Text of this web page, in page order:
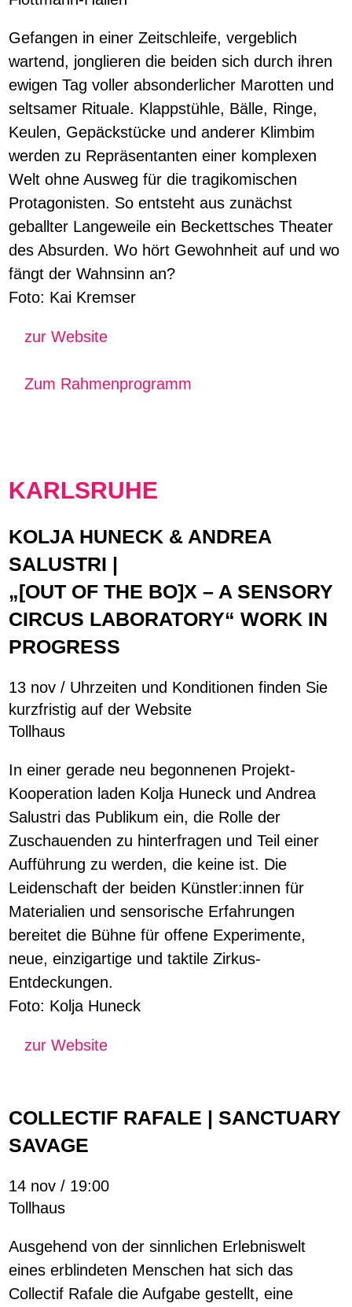
Gefangen in einer Zeitschleife, vergeblich
wartend, jonglieren die beiden sich durch ihren
ewigen Tag voller absonderlicher Marotten und
seltsamer Rituale. Klappstühle, Bälle, Ringe,
Keulen, Gepäckstücke und anderer Klimbim
werden zu Repräsentanten einer komplexen
Welt ohne Ausweg für die tragikomischen
Protagonisten. So entsteht aus zunächst
geballter Langeweile ein Beckettsches Theater
des Absurden. Wo hört Gewohnheit auf und wo
fängt der Wahnsinn an?
Foto: Kai Kremser
zur Website
Zum Rahmenprogramm
KARLSRUHE
KOLJA HUNECK & ANDREA
SALUSTRI |
„[OUT OF THE BO]X – A SENSORY
CIRCUS LABORATORY“ WORK IN
PROGRESS
13 nov / Uhrzeiten und Konditionen finden Sie
kurzfristig auf der Website
Tollhaus
In einer gerade neu begonnenen Projekt-
Kooperation laden Kolja Huneck und Andrea
Salustri das Publikum ein, die Rolle der
Zuschauenden zu hinterfragen und Teil einer
Aufführung zu werden, die keine ist. Die
Leidenschaft der beiden Künstler:innen für
Materialien und sensorische Erfahrungen
bereitet die Bühne für offene Experimente,
neue, einzigartige und taktile Zirkus-
Entdeckungen.
Foto: Kolja Huneck
zur Website
COLLECTIF RAFALE | SANCTUARY
SAVAGE
14 nov / 19:00
Tollhaus
Ausgehend von der sinnlichen Erlebniswelt
eines erblindeten Menschen hat sich das
Collectif Rafale die Aufgabe gestellt, eine